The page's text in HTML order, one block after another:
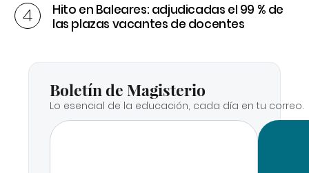
Hito en Baleares: adjudicadas el 99 % de
las plazas vacantes de docentes
Boletín de Magisterio
Lo esencial de la educación, cada día en tu correo.